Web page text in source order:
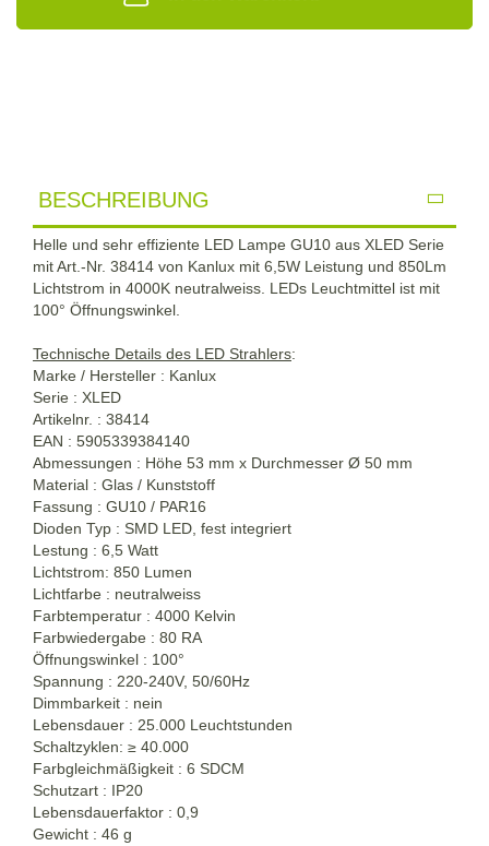
BESCHREIBUNG
Helle und sehr effiziente LED Lampe GU10 aus XLED Serie
mit Art.-Nr. 38414 von Kanlux mit 6,5W Leistung und 850Lm
Lichtstrom in 4000K neutralweiss. LEDs Leuchtmittel ist mit
100° Öffnungswinkel.
Technische Details des LED Strahlers:
Marke / Hersteller : Kanlux
Serie : XLED
Artikelnr. : 38414
EAN : 5905339384140
Abmessungen : Höhe 53 mm x Durchmesser Ø 50 mm
Material : Glas / Kunststoff
Fassung : GU10 / PAR16
Dioden Typ : SMD LED, fest integriert
Lestung : 6,5 Watt
Lichtstrom: 850 Lumen
Lichtfarbe : neutralweiss
Farbtemperatur : 4000 Kelvin
Farbwiedergabe : 80 RA
Öffnungswinkel : 100°
Spannung : 220-240V, 50/60Hz
Dimmbarkeit : nein
Lebensdauer : 25.000 Leuchtstunden
Schaltzyklen: ≥ 40.000
Farbgleichmäßigkeit : 6 SDCM
Schutzart : IP20
Lebensdauerfaktor : 0,9
Gewicht : 46 g